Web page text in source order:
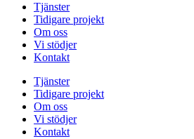
Tjänster
Tidigare projekt
Om oss
Vi stödjer
Kontakt
Tjänster
Tidigare projekt
Om oss
Vi stödjer
Kontakt